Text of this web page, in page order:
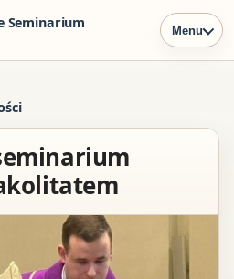
Seminarium
Menu